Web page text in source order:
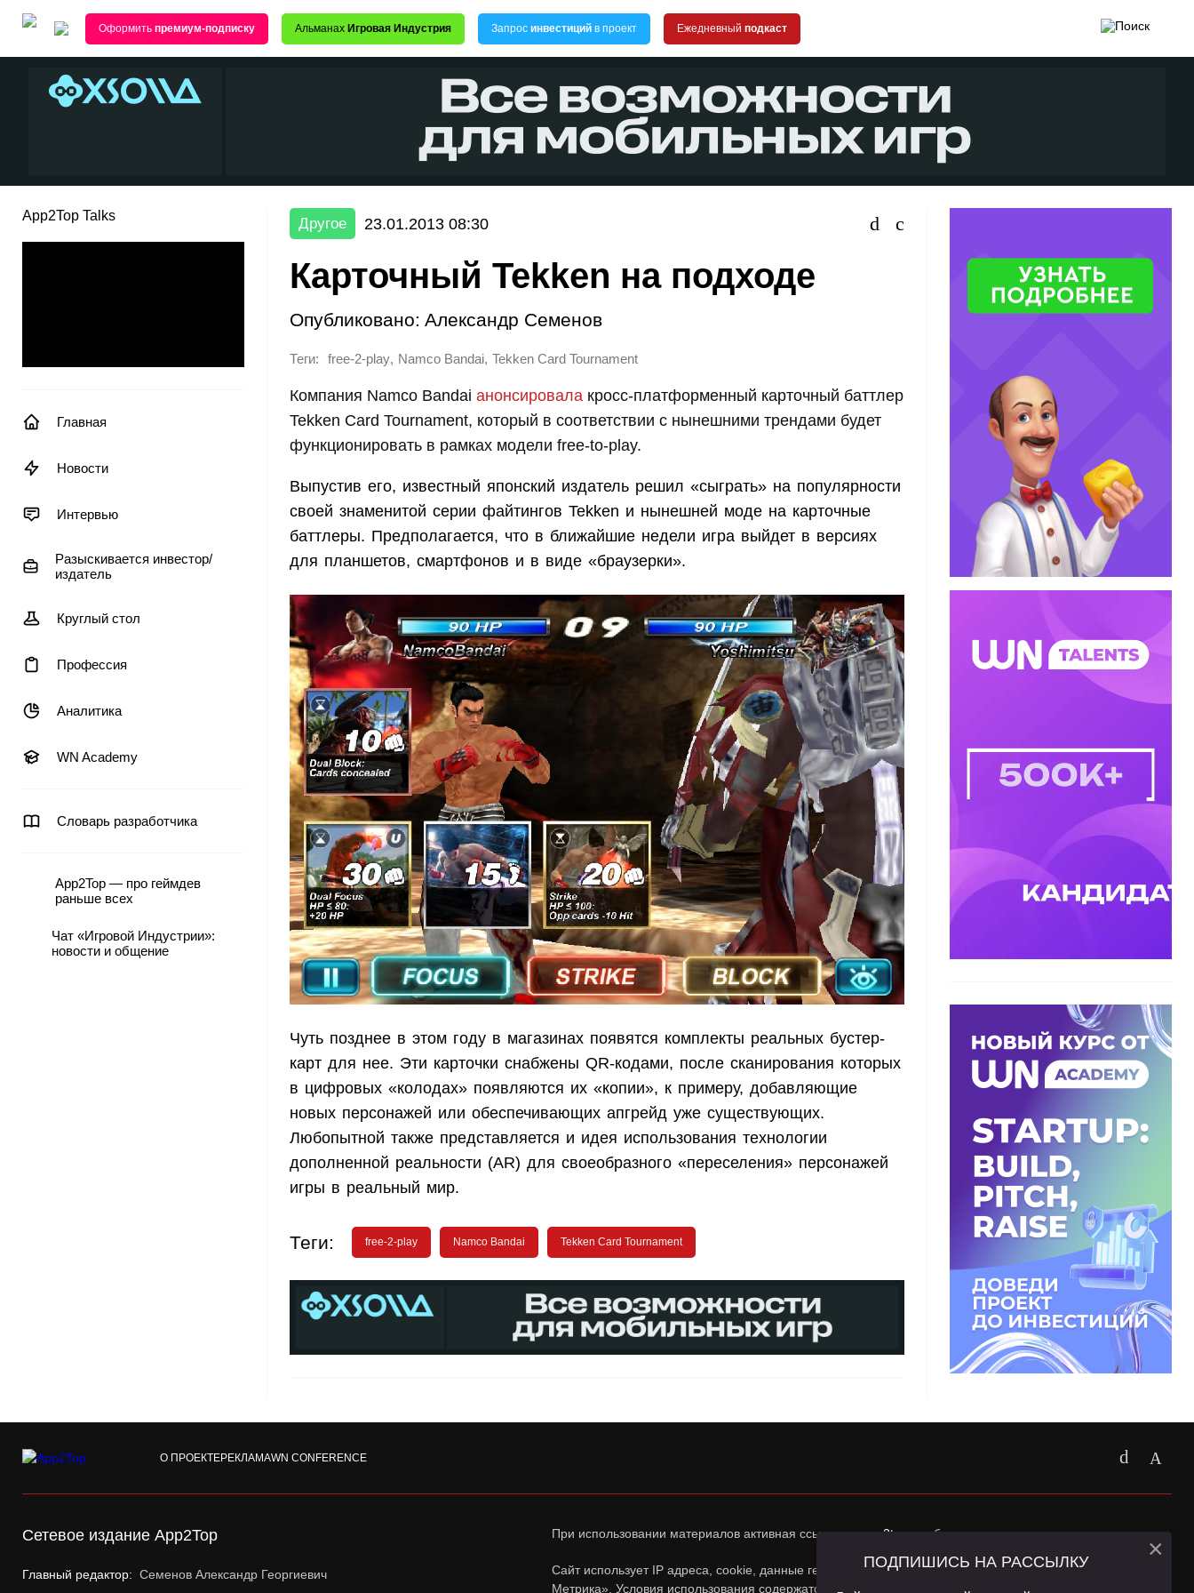
Оформить премиум-подписку Альманах Игровая Индустрия Запрос инвестиций в проект Ежедневный подкаст
App2Top Talks
Главная
Новости
Интервью
Разыскивается инвестор/
издатель
Круглый стол
Профессия
Аналитика
WN Academy
Словарь разработчика
App2Top — про геймдев
раньше всех
Чат «Игровой Индустрии»:
новости и общение
Другое 23.01.2013 08:30
Карточный Tekken на подходе
Опубликовано: Александр Семенов
Теги: free-2-play, Namco Bandai, Tekken Card Tournament
Компания Namco Bandai анонсировала кросс-платформенный карточный баттлер
Tekken Card Tournament, который в соответствии с нынешними трендами будет
функционировать в рамках модели free-to-play.
Выпустив его, известный японский издатель решил «сыграть» на популярности
своей знаменитой серии файтингов Tekken и нынешней моде на карточные
баттлеры. Предполагается, что в ближайшие недели игра выйдет в версиях
для планшетов, смартфонов и в виде «браузерки».
Чуть позднее в этом году в магазинах появятся комплекты реальных бустер-
карт для нее. Эти карточки снабжены QR-кодами, после сканирования которых
в цифровых «колодах» появляются их «копии», к примеру, добавляющие
новых персонажей или обеспечивающих апгрейд уже существующих.
Любопытной также представляется и идея использования технологии
дополненной реальности (AR) для своеобразного «переселения» персонажей
игры в реальный мир.
Теги: free-2-play Namco Bandai Tekken Card Tournament
О ПРОЕКТЕРЕКЛАМАWN CONFERENCE
Сетевое издание App2Top
Главный редактор: Семенов Александр Георгиевич
При использовании материалов активная ссылка наapp2top.ruобязательна.
Сайт использует IP адреса, cookie, данные геолокации Пользователей сайта и сервис «Яндекс
Метрика». Условия использования содержатся вПолитике конфиденциальностии
ПОДПИШИСЬ НА РАССЫЛКУ ×